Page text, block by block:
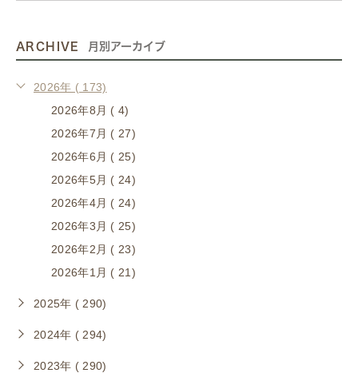
ARCHIVE 月別アーカイブ
2026年 ( 173)
2026年8月 ( 4)
2026年7月 ( 27)
2026年6月 ( 25)
2026年5月 ( 24)
2026年4月 ( 24)
2026年3月 ( 25)
2026年2月 ( 23)
2026年1月 ( 21)
2025年 ( 290)
2024年 ( 294)
2023年 ( 290)